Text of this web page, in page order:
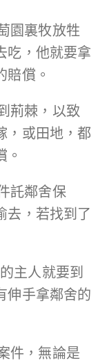
園裏牧放牲
吃，他就要拿
賠償。
荊棘，以致
，或田地，都
託鄰舍保
去，若找到了
主人就要到
伸手拿鄰舍的
件，無論是